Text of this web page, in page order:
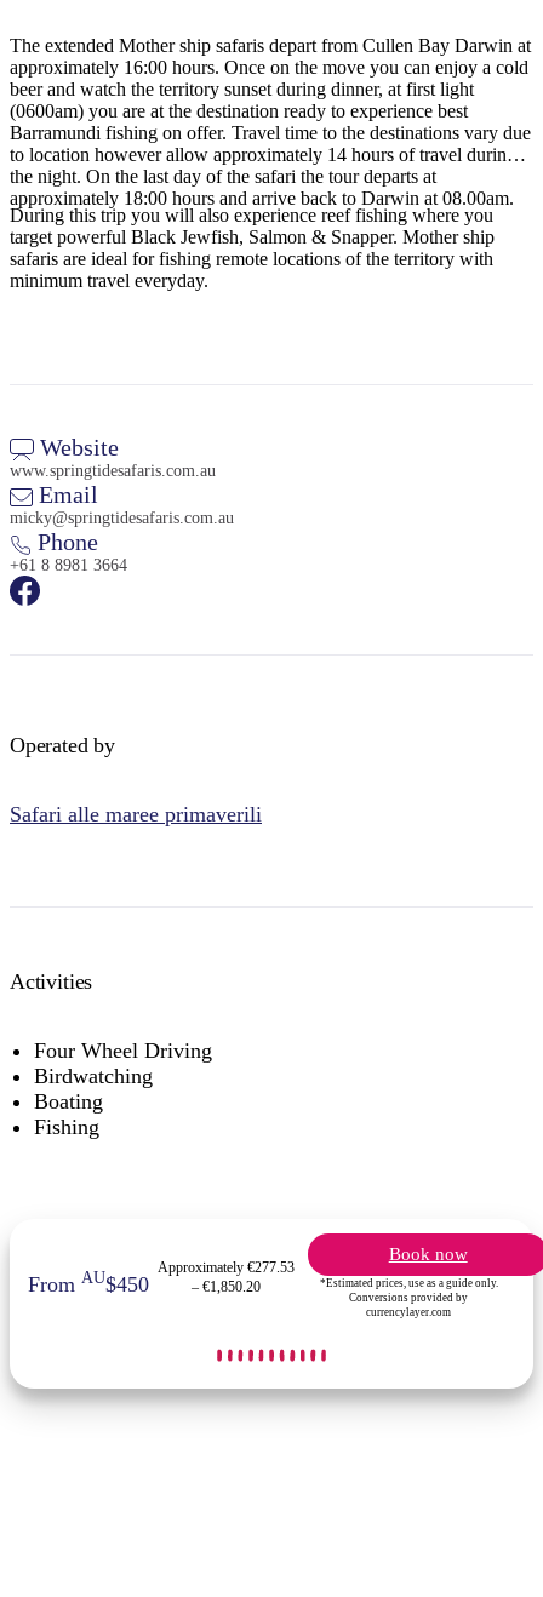
Cerca:
Sign
up
The extended Mother ship safaris depart from Cullen Bay Darwin at
approximately 16:00 hours. Once on the move you can enjoy a cold
beer and watch the territory sunset during dinner, at first light
(0600am) you are at the destination ready to experience best
Barramundi fishing on offer. Travel time to the destinations vary due
to location however allow approximately 14 hours of travel during
the night. On the last day of the safari the tour departs at
approximately 18:00 hours and arrive back to Darwin at 08.00am.
During this trip you will also experience reef fishing where you
target powerful Black Jewfish, Salmon & Snapper. Mother ship
safaris are ideal for fishing remote locations of the territory with
minimum travel everyday.
Website
www.springtidesafaris.com.au
Email
micky@springtidesafaris.com.au
Phone
+61 8 8981 3664
Operated by
Safari alle maree primaverili
Activities
Four Wheel Driving
Birdwatching
Boating
Fishing
FromAU$450
Approximately €277.53
– €1,850.20
Book now
*Estimated prices, use as a guide only.
Conversions provided by
currencylayer.com